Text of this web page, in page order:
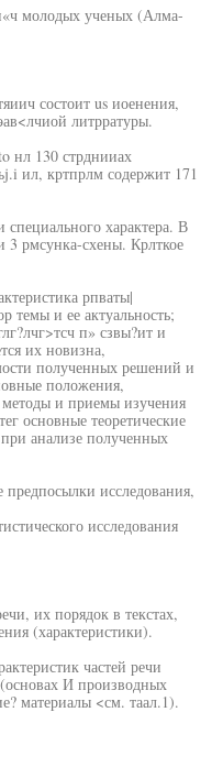
молодых ученых (Алма-
состоит us иоенения,
литрратуры.
нл 130 стрднииах
ил, кртпрлм содержит 171
характера. В
3 рмсунка-схены. Крлткое
рпваты|
темы и ее актуальность;
п» сзвы?ит и
их новизна,
полученных решений и
положения,
и приемы изучения
основные теоретические
анализе полученных
предпосылки исследования,
исследования
их порядок в текстах,
(характеристики).
частей речи
(основах И производных
материалы <см. таал.1).